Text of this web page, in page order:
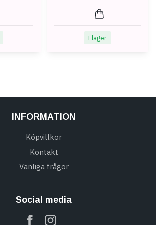
I lager
INFORMATION
Köpvillkor
Kontakt
Vanliga frågor
Social media